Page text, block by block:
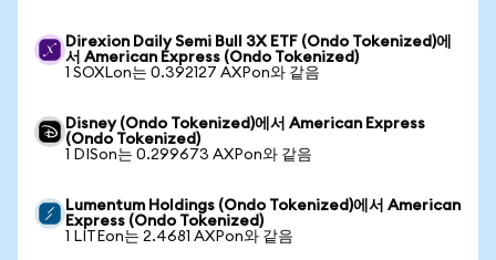
Direxion Daily Semi Bull 3X ETF (Ondo Tokenized)에
서 American Express (Ondo Tokenized)
1 SOXLon는 0.392127 AXPon와 같음
Disney (Ondo Tokenized)에서 American Express
(Ondo Tokenized)
1 DISon는 0.299673 AXPon와 같음
Lumentum Holdings (Ondo Tokenized)에서 American
Express (Ondo Tokenized)
1 LITEon는 2.4681 AXPon와 같음